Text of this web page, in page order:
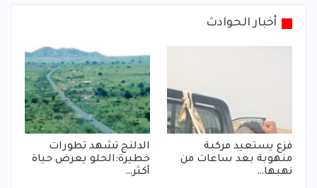
أخبار الحوادث
فزع يستعيد مركبة
منهوبة بعد ساعات من
نهبها…
الدلنج تشهد تطورات
خطيرة:الحلو يعرض حياة
أكثر…